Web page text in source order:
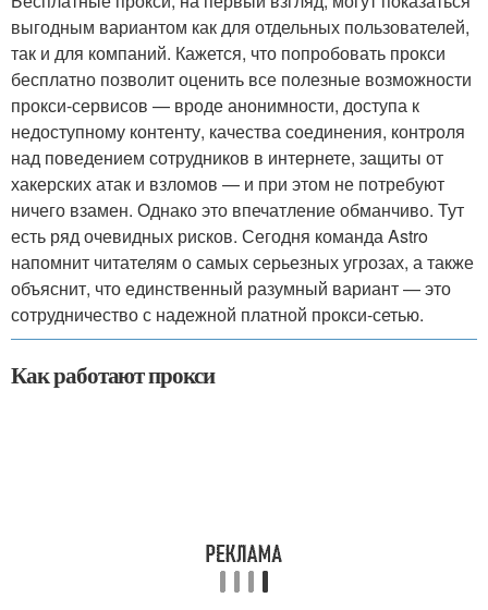
выгодным вариантом как для отдельных пользователей,
так и для компаний. Кажется, что попробовать прокси
бесплатно позволит оценить все полезные возможности
прокси-сервисов — вроде анонимности, доступа к
недоступному контенту, качества соединения, контроля
над поведением сотрудников в интернете, защиты от
хакерских атак и взломов — и при этом не потребуют
ничего взамен. Однако это впечатление обманчиво. Тут
есть ряд очевидных рисков. Сегодня команда Astro
напомнит читателям о самых серьезных угрозах, а также
объяснит, что единственный разумный вариант — это
сотрудничество с надежной платной прокси-сетью.
Как работают прокси